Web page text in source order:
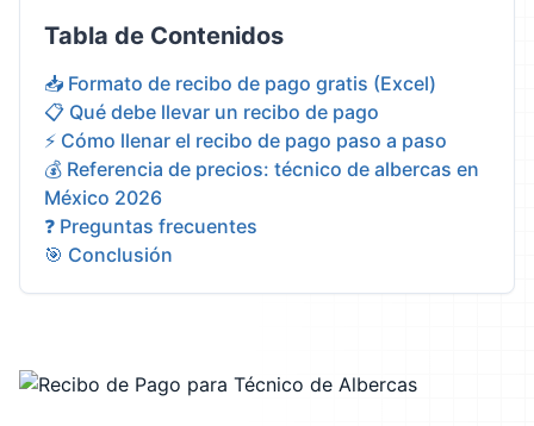
Tabla de Contenidos
📥 Formato de recibo de pago gratis (Excel)
📋 Qué debe llevar un recibo de pago
⚡ Cómo llenar el recibo de pago paso a paso
💰 Referencia de precios: técnico de albercas en
México 2026
❓ Preguntas frecuentes
🎯 Conclusión